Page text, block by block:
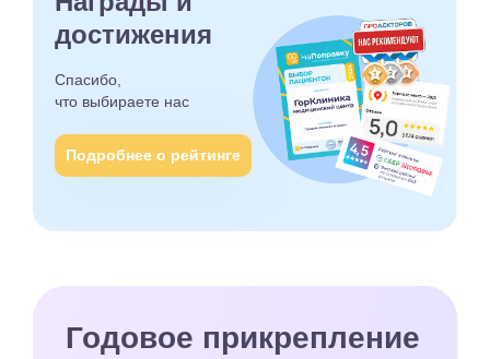
достижения
Спасибо,
что выбираете нас
Подробнее о рейтинге
Годовое прикрепление